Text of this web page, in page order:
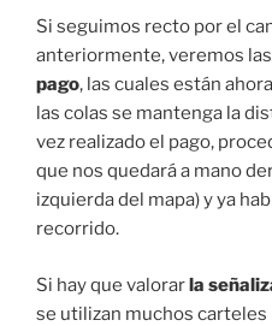
Si seguimos recto por el
anteriormente, veremos las
pago, las cuales están
las colas se mantenga la
vez realizado el pago,
que nos quedará a mano
izquierda del mapa) y ya
recorrido.
Si hay que valorarla
se utilizan muchos carteles